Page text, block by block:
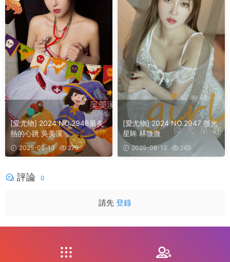
[愛尤物] 2024 NO.2948最炙
熱的心跳 吳美溪
2025-08-13 275
[愛尤物] 2024 NO.2947 微光
星眸 林微微
2025-08-13 263
評論 0
請先 登錄